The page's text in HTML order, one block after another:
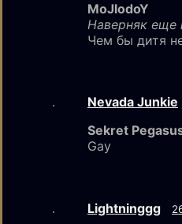
MoJlodoY
Наверняк еще
Чем бы дитя
Nevada Junkie
Sekret
Gay
Lightninggg